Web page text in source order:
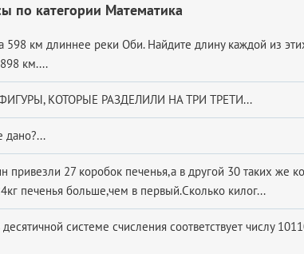
по категории Математика
598 км длиннее реки Оби. Найдите длину каждой из
км....
КОТОРЫЕ РАЗДЕЛИЛИ НА ТРИ ТРЕТИ...
дано?...
привезли 27 коробок печенья,а в другой 30 таких же
печенья больше,чем в первый.Сколько килог...
системе счисления соответствует числу